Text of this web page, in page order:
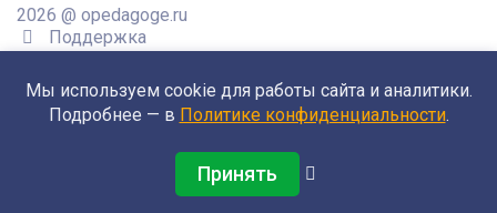
2026 @ opedagoge.ru
Поддержка
Мы используем cookie для работы сайта и аналитики.
Подробнее — в Политике конфиденциальности.
Принять